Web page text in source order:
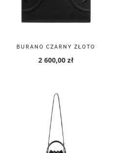
BURANO CZARNY ZŁOTO
2 600,00 zł